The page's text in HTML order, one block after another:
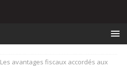
Les avantages fiscaux accordés aux